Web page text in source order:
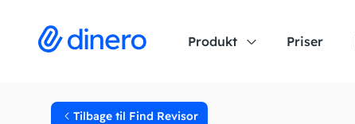
Produkt Priser
Tilbage til Find Revisor